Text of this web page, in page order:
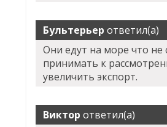
Бультерьер ответил(а)
Они едут на море что не
принимать к
увеличить экспорт.
Виктор ответил(а)